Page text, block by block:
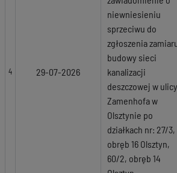
4 29-07-2026
niewniesieniu
sprzeciwu do
zgłoszenia
budowy sieci
kanalizacji
deszczowej w ulicy
Zamenhofa w
Olsztynie po
działkach nr: 27/3,
obręb 16 Olsztyn,
60/2, obręb 14